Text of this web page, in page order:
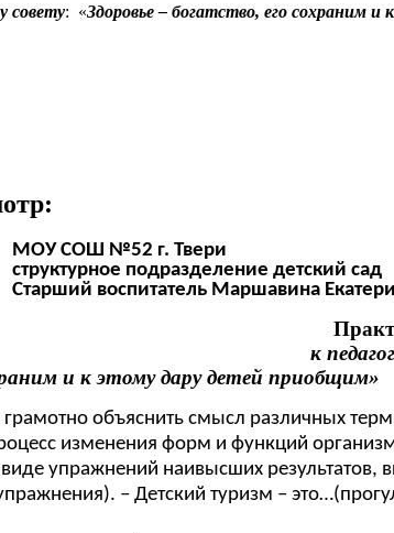
совету: «Здоровье – богатство, его сохраним
МОУ СОШ №52 г. Твери
структурное подразделение детский сад
Старший воспитатель Маршавина
к
и к этому дару детей приобщим»
объяснить смысл различных
изменения форм и функций
упражнений наивысших результатов,
– Детский туризм –